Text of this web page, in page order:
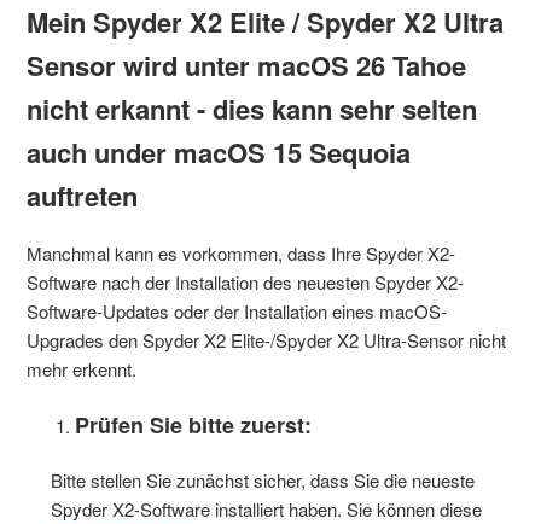
Mein Spyder X2 Elite / Spyder X2 Ultra
Sensor wird unter macOS 26 Tahoe
nicht erkannt - dies kann sehr selten
auch under macOS 15 Sequoia
auftreten
Manchmal kann es vorkommen, dass Ihre Spyder X2-
Software nach der Installation des neuesten Spyder X2-
Software-Updates oder der Installation eines macOS-
Upgrades den Spyder X2 Elite-/Spyder X2 Ultra-Sensor nicht
mehr erkennt.
Prüfen Sie bitte zuerst:
Bitte stellen Sie zunächst sicher, dass Sie die neueste
Spyder X2-Software installiert haben. Sie können diese